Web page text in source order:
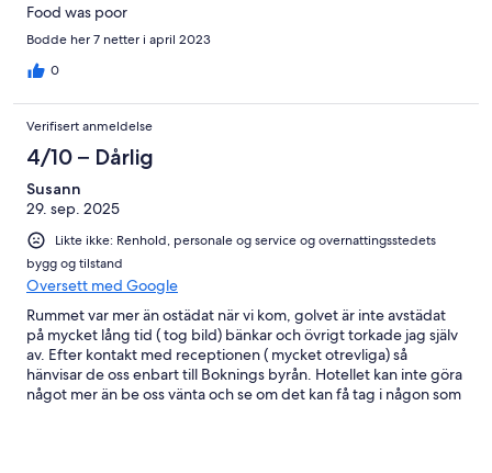
Food was poor
Bodde her 7 netter i april 2023
0
Verifisert anmeldelse
4/10 – Dårlig
Susann
29. sep. 2025
Likte ikke: Renhold, personale og service og overnattingsstedets
bygg og tilstand
Oversett med Google
Rummet var mer än ostädat när vi kom, golvet är inte avstädat
på mycket lång tid ( tog bild) bänkar och övrigt torkade jag själv
av. Efter kontakt med receptionen ( mycket otrevliga) så
hänvisar de oss enbart till Boknings byrån. Hotellet kan inte göra
något mer än be oss vänta och se om det kan få tag i någon som